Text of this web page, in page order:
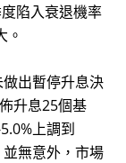
陷入衰退機率
。
出暫停升息決
升息25個基
上調到
無意外，市場